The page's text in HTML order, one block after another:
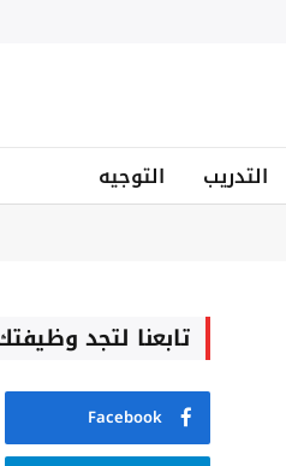
التدريب التوجيه
تابعنا لتجد
Facebook